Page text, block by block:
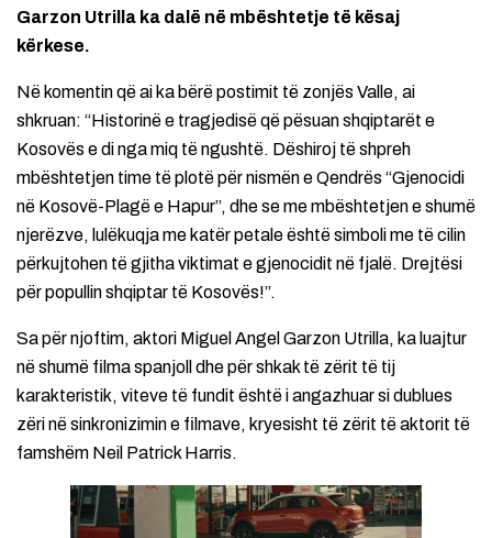
Garzon Utrilla ka dalë në mbështetje të kësaj
kërkese.
Në komentin që ai ka bërë postimit të zonjës Valle, ai
shkruan: “Historinë e tragjedisë që pësuan shqiptarët e
Kosovës e di nga miq të ngushtë. Dëshiroj të shpreh
mbështetjen time të plotë për nismën e Qendrës “Gjenocidi
në Kosovë-Plagë e Hapur”, dhe se me mbështetjen e shumë
njerëzve, lulëkuqja me katër petale është simboli me të cilin
përkujtohen të gjitha viktimat e gjenocidit në fjalë. Drejtësi
për popullin shqiptar të Kosovës!”.
Sa për njoftim, aktori Miguel Angel Garzon Utrilla, ka luajtur
në shumë filma spanjoll dhe për shkak të zërit të tij
karakteristik, viteve të fundit është i angazhuar si dublues
zëri në sinkronizimin e filmave, kryesisht të zërit të aktorit të
famshëm Neil Patrick Harris.